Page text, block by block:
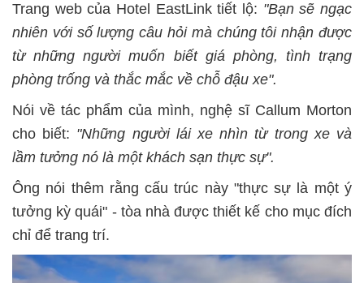
Trang web của Hotel EastLink tiết lộ: "Bạn sẽ ngạc
nhiên với số lượng câu hỏi mà chúng tôi nhận được
từ những người muốn biết giá phòng, tình trạng
phòng trống và thắc mắc về chỗ đậu xe".
Nói về tác phẩm của mình, nghệ sĩ Callum Morton
cho biết: "Những người lái xe nhìn từ trong xe và
lầm tưởng nó là một khách sạn thực sự".
Ông nói thêm rằng cấu trúc này "thực sự là một ý
tưởng kỳ quái" - tòa nhà được thiết kế cho mục đích
chỉ để trang trí.